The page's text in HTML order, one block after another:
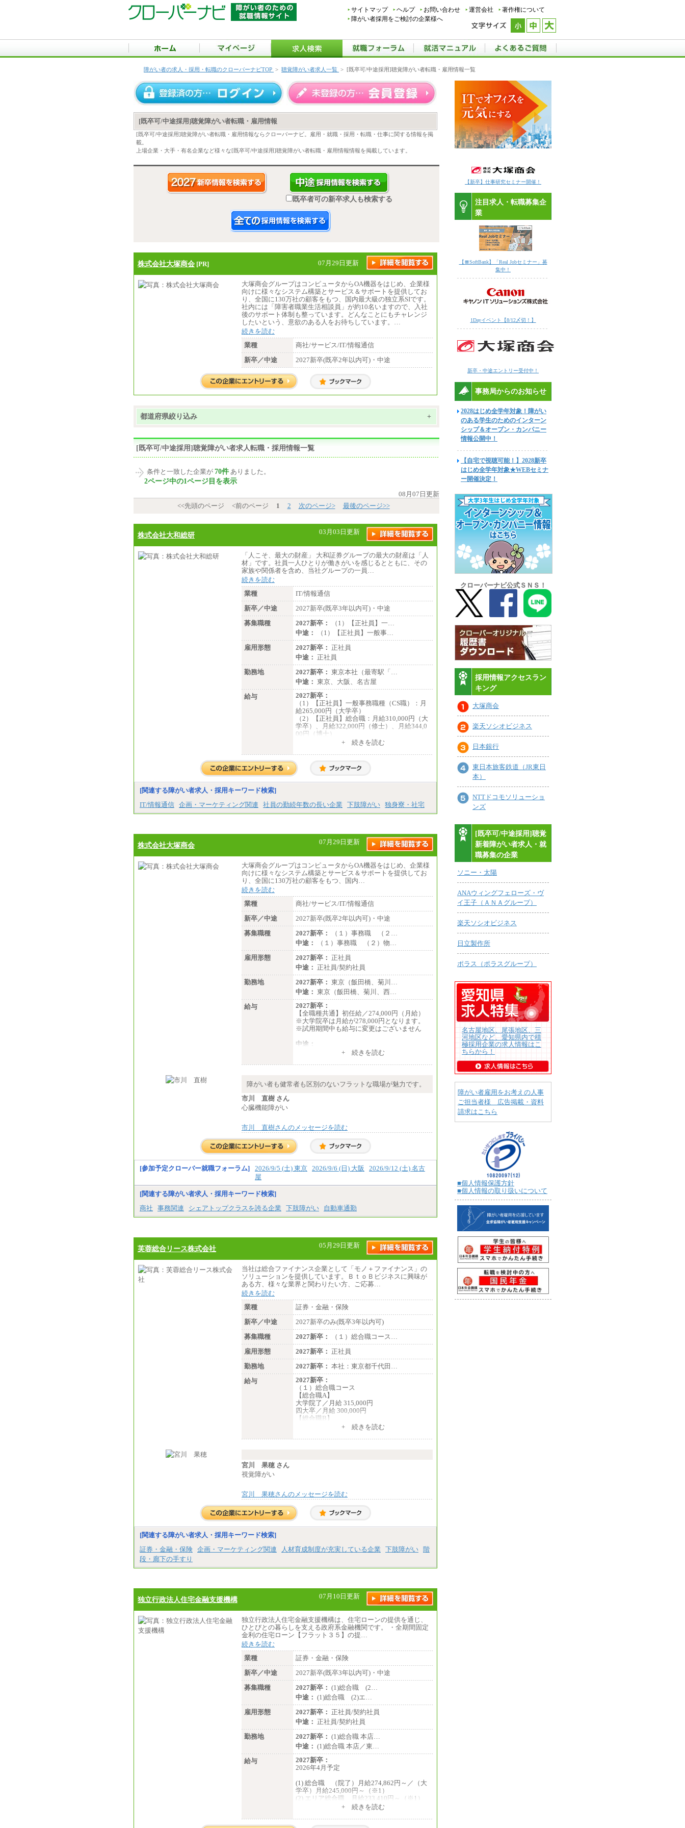
サイトマップ ヘルプ お問い合わせ 運営会社
著作権について
障がい者採用をご検討の企業様へ
障がい者の求人・採用・転職のクローバーナビTOP > 聴覚障がい者求人一覧 > [既卒可/中途採用]聴覚障がい者転職・雇用情報一覧
[既卒可/中途採用]聴覚障がい者転職・雇用情報
[既卒可/中途採用]聴覚障がい者転職・雇用情報ならクローバーナビ。雇用・就職・採用・転職・仕事に関する情報を掲
載。
上場企業・大手・有名企業など様々な[既卒可/中途採用]聴覚障がい者転職・雇用情報情報を掲載しています。
既卒者可の新卒求人も検索する
株式会社大塚商会 [PR] 07月29日更新
大塚商会グループはコンピュータからOA機器をはじめ、企業様
向けに様々なシステム構築とサービス＆サポートを提供してお
り、全国に130万社の顧客をもつ、国内最大級の独立系SIです。
社内には「障害者職業生活相談員」が約10名いますので、入社
後のサポート体制も整っています。どんなことにもチャレンジ
したいという、意欲のある人をお待ちしています。…
続きを読む
業種
商社/サービス/IT/情報通信
新卒／中途
2027新卒(既卒2年以内可)・中途
都道府県絞り込み +
[既卒可/中途採用]聴覚障がい者求人転職・採用情報一覧
条件と一致した企業が 70件 ありました。
2ページ中の1ページ目を表示
08月07日更新
<<先頭のページ
<前のページ 1 2 次のページ> 最後のページ>>
株式会社大和総研 03月03日更新
「人こそ、最大の財産」 大和証券グループの最大の財産は「人
材」です。社員一人ひとりが働きがいを感じるとともに、その
家族や関係者を含め、当社グループの一員…
続きを読む
業種
IT/情報通信
新卒／中途
2027新卒(既卒3年以内可)・中途
募集職種
2027新卒：
（1）【正社員】一…
中途：
（1）【正社員】一般事…
雇用形態
2027新卒： 正社員
中途： 正社員
勤務地
2027新卒： 東京本社（最寄駅「…
中途： 東京、大阪、名古屋
給与
2027新卒：
（1）【正社員】一般事務職種（CS職）：月
給265,000円（大学卒）
（2）【正社員】総合職：月給310,000円（大
学卒）、月給322,000円（修士）、月給344,0
00円（博士）
※見習期間（試用期間、3か月）も給与に変
更はございません。
※一般事務職種（CS職）の大学院修了者は大
学卒の金額を最低額とし、
下記は新卒採用の給与です。経験者採用の場
合、下記を再下限としてご経験に応じた金額
（1）【正社員】一般事務職種（CS職）：月
給255,000円（大学卒）
（2）【正社員】総合職：月給300,000円（大
学卒）
※試用期間も同額
+ 続きを読む
[関連する障がい者求人・採用キーワード検索]
IT/情報通信 企画・マーケティング関連 社員の勤続年数の長い企業 下肢障がい 独身寮・社宅
株式会社大塚商会 07月29日更新
大塚商会グループはコンピュータからOA機器をはじめ、企業様
向けに様々なシステム構築とサービス＆サポートを提供してお
り、全国に130万社の顧客をもつ、国内…
続きを読む
業種
商社/サービス/IT/情報通信
新卒／中途
2027新卒(既卒2年以内可)・中途
募集職種
2027新卒：
（１）事務職 （２…
中途：
（１）事務職 （２）物…
雇用形態
2027新卒： 正社員
中途： 正社員/契約社員
勤務地
2027新卒： 東京（飯田橋、菊川…
中途： 東京（飯田橋、菊川、西…
給与
2027新卒：
【全職種共通】初任給／274,000円（月給）
※大学院卒は月給が278,000円となります。
※試用期間中も給与に変更はございません
中途：
（１）～（４）274,000円（月給）～
（５）235,000円（月給）～
※経験・年齢などを考慮のうえ、当社規程に
※業務内容・勤務形態に応じて、上記給与の
範囲内でご相談をさせていただく事がありま
+ 続きを読む
障がい者も健常者も区別のないフラットな職場が魅力です。
市川 直樹 さん
心臓機能障がい
市川 直樹さんのメッセージを読む
[参加予定クローバー就職フォーラム] 2026/9/5 (土) 東京 2026/9/6 (日) 大阪
2026/9/12 (土) 名古
屋
[関連する障がい者求人・採用キーワード検索]
商社
事務関連 シェアトップクラスを誇る企業 下肢障がい 自動車通勤
芙蓉総合リース株式会社 05月29日更新
当社は総合ファイナンス企業として「モノ＋ファイナンス」の
ソリューションを提供しています。ＢｔｏＢビジネスに興味が
ある方、様々な業界と関わりたい方、ご応募…
続きを読む
業種
証券・金融・保険
新卒／中途
2027新卒のみ(既卒3年以内可)
募集職種
2027新卒：
（１）総合職コース…
雇用形態
2027新卒： 正社員
勤務地
2027新卒： 本社：東京都千代田…
給与
2027新卒：
（１）総合職コース
【総合職A】
大学院了／月給 315,000円
四大卒／月給 300,000円
【総合職B】
大学院了／月給 282,000円
四大卒／月給 270,000円
+ 続きを読む
宮川 果穂 さん
視覚障がい
宮川 果穂さんのメッセージを読む
[関連する障がい者求人・採用キーワード検索]
証券・金融・保険 企画・マーケティング関連 人材育成制度が充実している企業 下肢障がい
階
段・廊下の手すり
独立行政法人住宅金融支援機構 07月10日更新
独立行政法人住宅金融支援機構は、住宅ローンの提供を通じ、
ひとびとの暮らしを支える政府系金融機関です。 ・全期間固定
金利の住宅ローン【フラット３５】の提…
続きを読む
業種
証券・金融・保険
新卒／中途
2027新卒(既卒3年以内可)・中途
募集職種
2027新卒： (1)総合職 (2…
中途： (1)総合職 (2)エ…
雇用形態
2027新卒： 正社員/契約社員
中途： 正社員/契約社員
勤務地
2027新卒： (1)総合職 本店…
中途： (1)総合職 本店／東…
給与
2027新卒：
2026年4月予定
(1) 総合職 （院了）月給274,862円～／（大
学卒）月給245,000円～（※1）
(2) エリア総合職 月給233,410円～（※1）
(3) アシスタントスタッフ 日給9,800円～12,
※１ 試用期間６か月（試用期間中も給与
+ 続きを読む
【新卒】仕事研究セミナー開催！
注目求人・転職募集企
業
【〓SoftBank】「Real Jobセミナー」募
集中！
1Dayイベント【8/12〆切！】
新卒・中途エントリー受付中！
事務局からのお知らせ
2028はじめ全学年対象！障がい
のある学生のためのインターン
シップ＆オープン・カンパニー
情報公開中！
【自宅で視聴可能！】2028新卒
はじめ全学年対象★WEBセミナ
ー開催決定！
クローバーナビ公式ＳＮＳ！
採用情報アクセスラン
キング
大塚商会
楽天ソシオビジネス
日本銀行
東日本旅客鉄道（JR東日
本）
NTTドコモソリューショ
ンズ
[既卒可/中途採用]聴覚
新着障がい者求人・就
職募集の企業
ソニー・太陽
ANAウィングフェローズ・ヴ
イ王子（ＡＮＡグループ）
楽天ソシオビジネス
日立製作所
ポラス（ポラスグループ）
名古屋地区、尾張地区、三
河地区など、愛知県内で積
極採用企業の求人情報はこ
ちらから！
障がい者雇用をお考えの人事
ご担当者様 広告掲載・資料
請求はこちら
■個人情報保護方針
■個人情報の取り扱いについて